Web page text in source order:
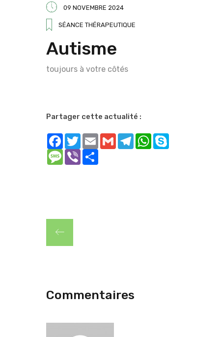
09 NOVEMBRE 2024
SÉANCE THÉRAPEUTIQUE
Autisme
toujours à votre côtés
Partager cette actualité :
Facebook
TwitterEmail GmailTelegramWhatsApp
Message
Viber
Commentaires